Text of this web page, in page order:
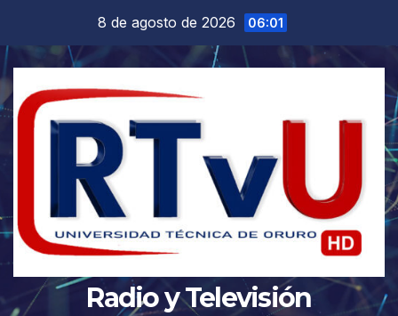
contenido
8 de agosto de 2026 06:01
Radio y Televisión